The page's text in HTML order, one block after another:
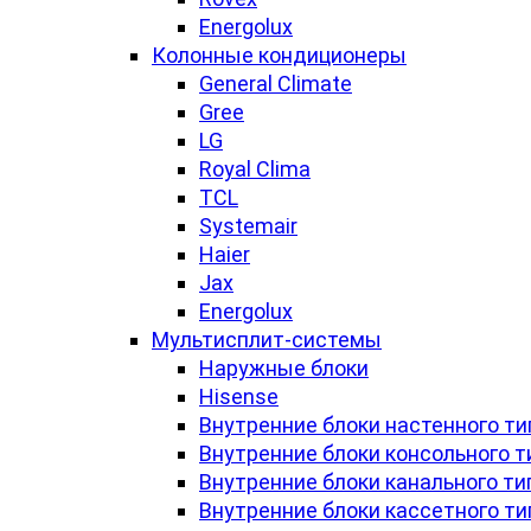
Energolux
Колонные кондиционеры
General Climate
Gree
LG
Royal Clima
TCL
Systemair
Haier
Jax
Energolux
Мультисплит-системы
Наружные блоки
Hisense
Внутренние блоки настенного
Внутренние блоки консольного
Внутренние блоки канального
Внутренние блоки кассетного